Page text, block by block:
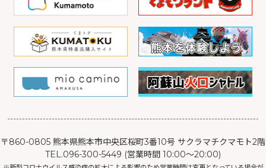
〒860-0805 熊本県熊本市中央区桜町3番10号 サクラマチクマモト2階
TEL.096-300-5449 (営業時間 10:00～20:00)